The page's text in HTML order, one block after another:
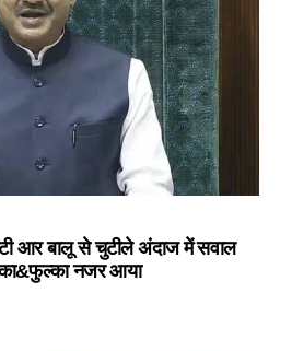
आर बालू से चुटीले अंदाज में सवाल
नजर आया